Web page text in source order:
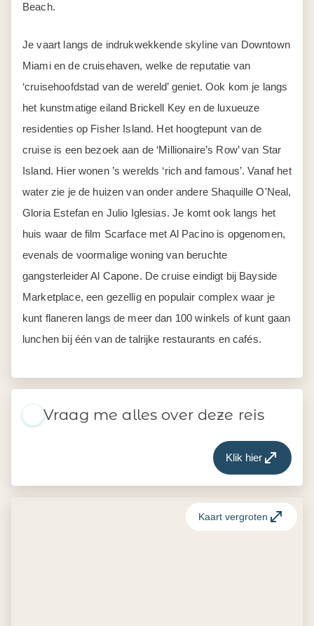
Beach.
Je vaart langs de indrukwekkende skyline van Downtown
Miami en de cruisehaven, welke de reputatie van
‘cruisehoofdstad van de wereld’ geniet. Ook kom je langs
het kunstmatige eiland Brickell Key en de luxueuze
residenties op Fisher Island. Het hoogtepunt van de
cruise is een bezoek aan de ‘Millionaire’s Row’ van Star
Island. Hier wonen ’s werelds ‘rich and famous’. Vanaf het
water zie je de huizen van onder andere Shaquille O'Neal,
Gloria Estefan en Julio Iglesias. Je komt ook langs het
huis waar de film Scarface met Al Pacino is opgenomen,
evenals de voormalige woning van beruchte
gangsterleider Al Capone. De cruise eindigt bij Bayside
Marketplace, een gezellig en populair complex waar je
kunt flaneren langs de meer dan 100 winkels of kunt gaan
lunchen bij één van de talrijke restaurants en cafés.
Vraag me alles over deze reis
Klik hier
Kaart vergroten